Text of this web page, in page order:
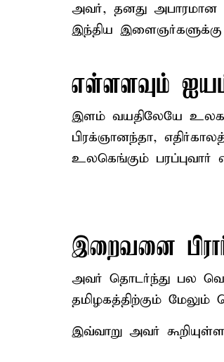
அவர், தனது அபாரமான
இந்திய இளைஞர்களுக்கு
எள்ளளவும்
இளம் வயதிலேயே உலக
பிரக்ஞானந்தா,
உலகெங்கும்
இறைவனை
அவர் தொடர்ந்து பல
தமிழகத்திற்கும்
இவ்வாறு அவர்